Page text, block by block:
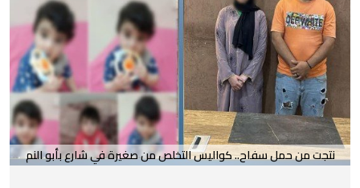
نتجت من حمل سفاح.. كواليس التخلص من صغيرة في شارع بأبو النم